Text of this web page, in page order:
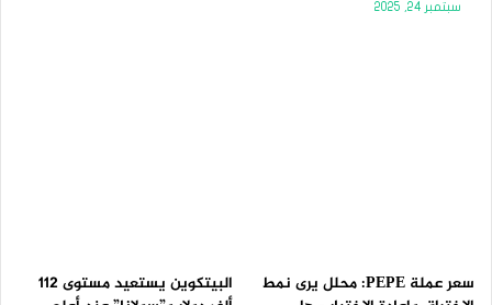
سبتمبر 24, 2025
سعر عملة PEPE: محلل يرى نمط
البيتكوين يستعيد مستوى 112